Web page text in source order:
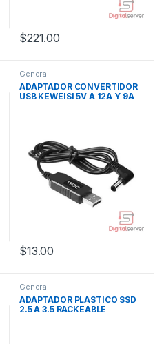
$221.00
General
ADAPTADOR CONVERTIDOR
USB KEWEISI 5V A 12A Y 9A
$13.00
General
ADAPTADOR PLASTICO SSD
2.5 A 3.5 RACKEABLE